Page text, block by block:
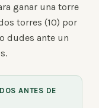
ganar una torre
torres (10) por
dudes ante un
ANTES DE